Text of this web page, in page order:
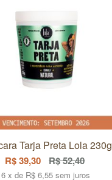
Tarja Preta Lola 230g
R$ 39,30 R$ 52,40
6 x de R$ 6,55 sem juros